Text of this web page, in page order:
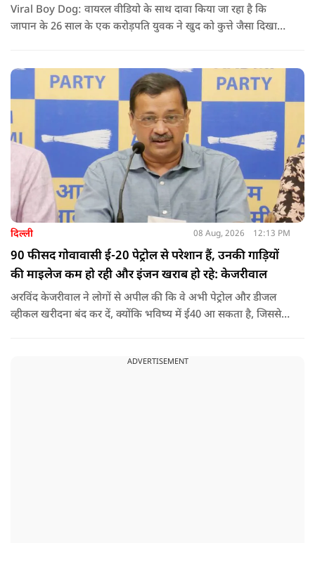
Viral Boy Dog: वायरल वीडियो के साथ दावा किया जा रहा है कि
जापान के 26 साल के एक करोड़पति युवक ने खुद को कुत्ते जैसा दिखाने
करवाईं और अब वह कुत्ते की तरह दिखने, चलने और रहने की कोशिश
करता है.
दिल्ली 08 Aug, 2026 12:13 PM
90 फीसद गोवावासी ई-20 पेट्रोल से परेशान हैं, उनकी गाड़ियों
की माइलेज कम हो रही और इंजन खराब हो रहे: केजरीवाल
अरविंद केजरीवाल ने लोगों से अपील की कि वे अभी पेट्रोल और डीजल
व्हीकल खरीदना बंद कर दें, क्योंकि भविष्य में ई40 आ सकता है, जिससे
ADVERTISEMENT